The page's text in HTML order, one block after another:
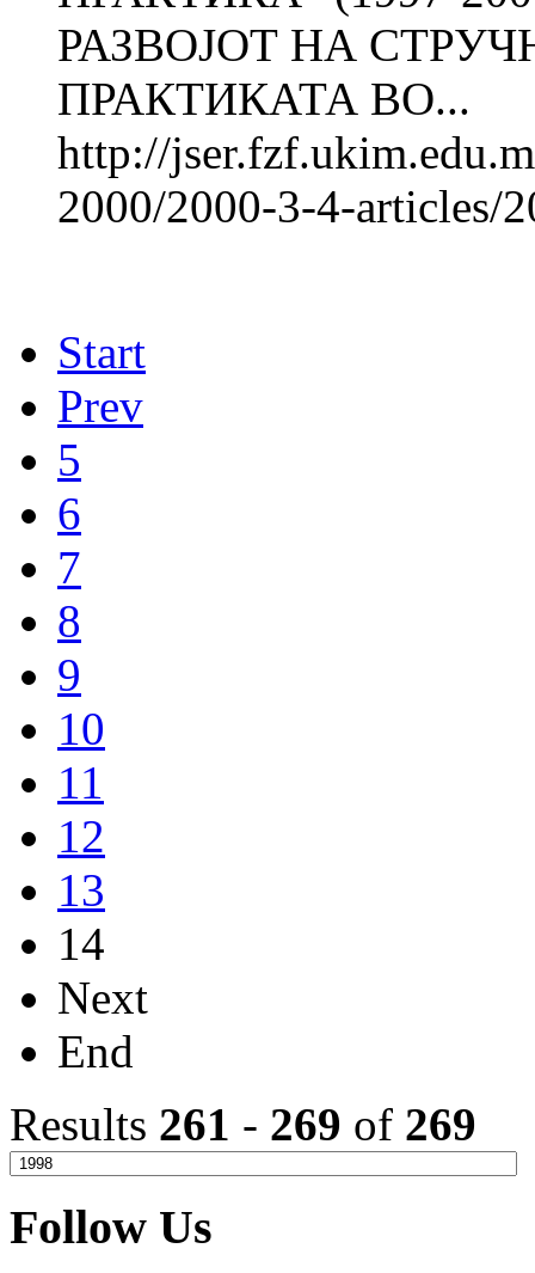
РАЗВОЈОТ НА
ПРАКТИКАТА ВО...
http://
2000/2000-3-4-articles/
Start
Prev
5
6
7
8
9
10
11
12
13
14
Next
End
Results 261 - 269 of 269
Follow Us